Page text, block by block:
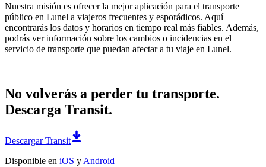
Nuestra misión es ofrecer la mejor aplicación para el transporte
público en Lunel a viajeros frecuentes y esporádicos. Aquí
encontrarás los datos y horarios en tiempo real más fiables. Además,
podrás ver información sobre los cambios o incidencias en el
servicio de transporte que puedan afectar a tu viaje en Lunel.
No volverás a perder tu transporte.
Descarga Transit.
Descargar Transit
Disponible en iOS y Android